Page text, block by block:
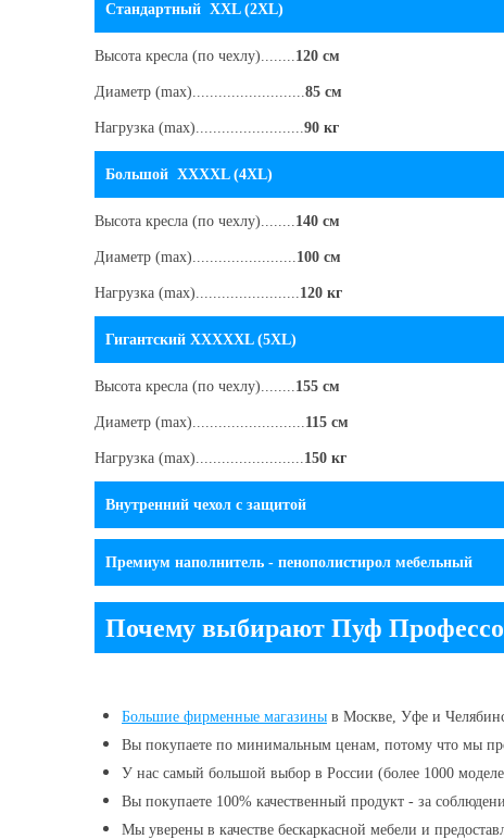
Стандартный XXL (2XL)
Высота кресла (по чехлу)........120 см
Диаметр (max)..........................85 см
Нагрузка (max).........................90 кг
Большой XXXXL (4XL)
Высота кресла (по чехлу)........140 см
Диаметр (max)........................100 см
Нагрузка (max)........................120 кг
Гигантский XXXXXL (5XL)
Высота кресла (по чехлу)........155 см
Диаметр (max)..........................115 см
Нагрузка (max).........................150 кг
Внутренний чехол c защитой
Премиум наполнитель - пенополистирол мебельный
Почему выбирают Пуф
Большие фирменные магазины в Москве, Уфе и
Вы покупаете по минимальным ценам, потому что мы
У нас самый большой выбор в России (более 1000
Вы покупаете 100% качественный продукт - за
Мы уверены в качестве бескаркасной мебели и